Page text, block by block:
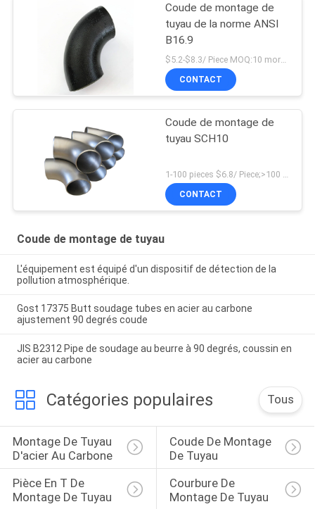
Coude de montage de
tuyau de la norme ANSI
B16.9
$5.2-$8.3/ Piece MOQ:10 morceaux
CONTACT
Coude de montage de
tuyau SCH10
CONTACT
Coude de montage de tuyau
L'équipement est équipé d'un dispositif de détection de la
pollution atmosphérique.
Gost 17375 Butt soudage tubes en acier au carbone
ajustement 90 degrés coude
JIS B2312 Pipe de soudage au beurre à 90 degrés, coussin en
acier au carbone
Catégories populaires Tous
Montage De Tuyau
D'acier Au Carbone
Coude De Montage
De Tuyau
Pièce En T De
Montage De Tuyau
Courbure De
Montage De Tuyau